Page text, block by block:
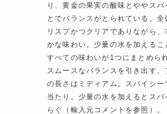
り、黄金の果実の酸味とややスパ
とでバランスがとられている。全
リスプかつクリアでありながら、
かな味わい。少量の水を加えるこ
すべての味わいが1つにまとめら
スムースなバランスを引き出す。
の長さはミディアム。スパイシー
当たり。少量の水を加えるとスパ
らぐ（輸入元コメントを参照）。